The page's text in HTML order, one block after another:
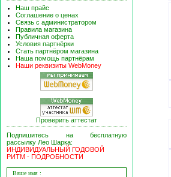
Наш прайс
Соглашение о ценах
Связь с администратором
Правила магазина
Публичная оферта
Условия партнёрки
Стать партнёром магазина
Наша помощь партнёрам
Наши реквизиты WebMoney
Проверить аттестат
Подпишитесь на бесплатную
рассылку Лео Шарка:
ИНДИВИДУАЛЬНЫЙ ГОДОВОЙ
РИТМ - ПОДРОБНОСТИ
Ваше имя :